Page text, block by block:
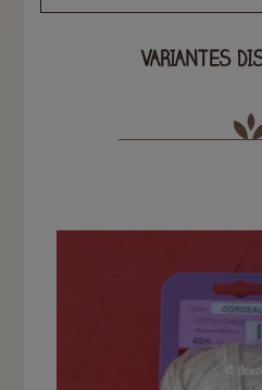
VARIANTES